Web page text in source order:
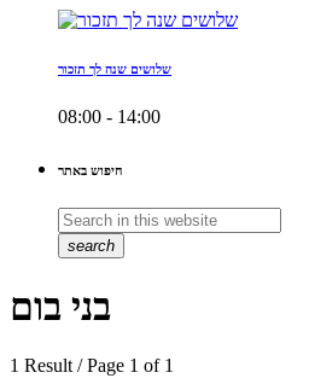
שלושים שנה לך תזכור
08:00 - 14:00
חיפוש באתר
search
בני בום
1 Result / Page 1 of 1